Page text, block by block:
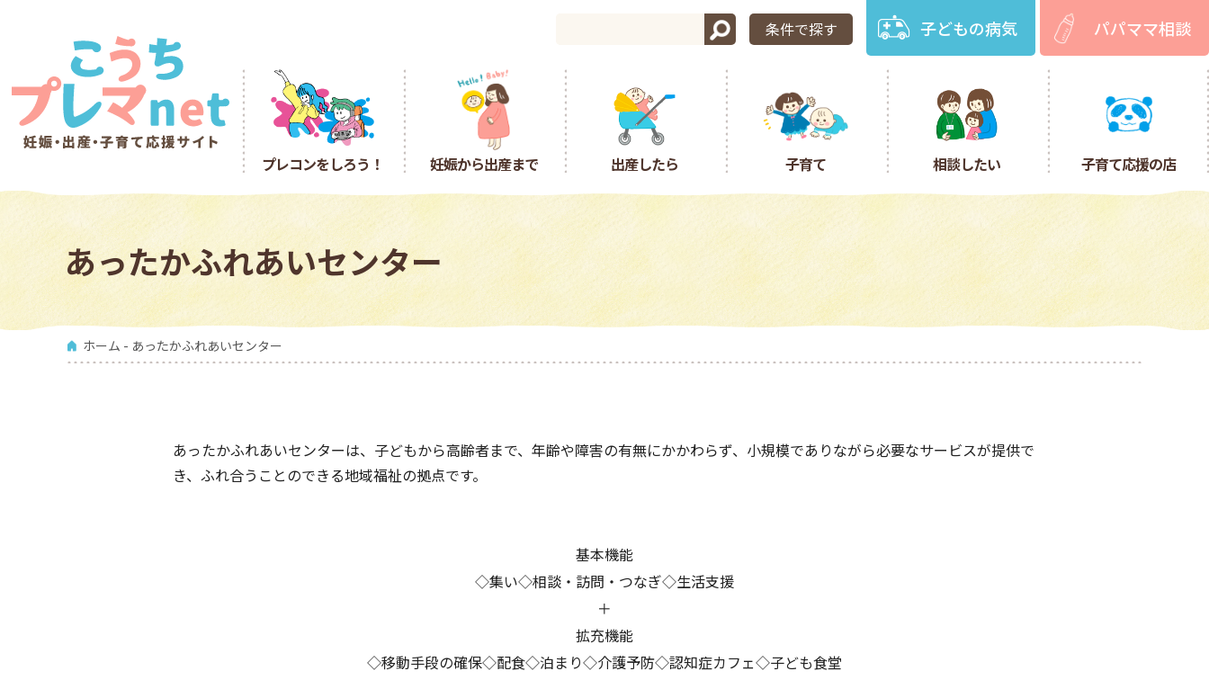
条件で探す 子どもの病気 パパママ相談
プレコンをしろう！ 妊娠から出産まで 出産したら 子育て 相談したい 子育て応援の店
あったかふれあいセンター
ホーム - あったかふれあいセンター
あったかふれあいセンターは、子どもから高齢者まで、年齢や障害の有無にかかわらず、小規模でありながら必要なサービスが提供で
き、ふれ合うことのできる地域福祉の拠点です。
基本機能
◇集い◇相談・訪問・つなぎ◇生活支援
＋
拡充機能
◇移動手段の確保◇配食◇泊まり◇介護予防◇認知症カフェ◇子ども食堂